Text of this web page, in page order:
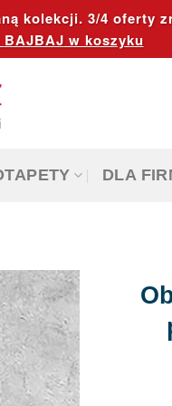
kolekcji. 3/4 oferty
BAJBAJ w koszyku
DLA